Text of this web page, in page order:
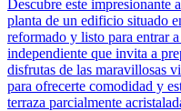
Descubre este impresionante
planta de un edificio situado
reformado y listo para entrar
independiente que invita a
disfrutas de las maravillosas
para ofrecerte comodidad y
terraza parcialmente